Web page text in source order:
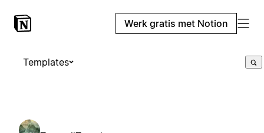
Werk gratis met Notion
Templates